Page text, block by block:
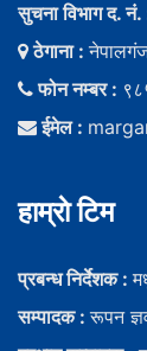
सुचना विभाग द.
ठेगाना :
फोन नम्बर :
ईमेल :
हाम्राे टिम
प्रबन्ध निर्देशक :
सम्पादक :रूपन